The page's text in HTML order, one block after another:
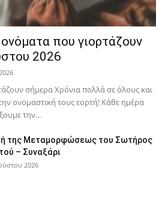
που γιορτάζουν
2026
σήμερα Χρόνια πολλά σε όλους και
ονομαστική τους εορτή! Κάθε ημέρα
την...
της Μεταμορφώσεως του Σωτήρος
– Συναξάρι
2026